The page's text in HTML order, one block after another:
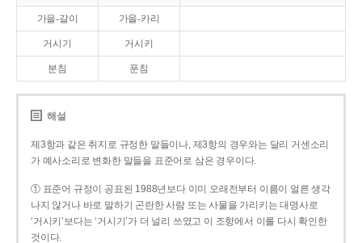
가을-갈이 가을-카리
거시기 거시키
분침 푼침
해설
제3항과 같은 취지로 규정한 말들이나, 제3항의 경우와는 달리 거센소리
가 예사소리로 변화한 말들을 표준어로 삼은 경우이다.
① 표준어 규정이 공표된 1988년보다 이미 오래전부터 이름이 얼른 생각
나지 않거나 바로 말하기 곤란한 사람 또는 사물을 가리키는 대명사로
‘거시키’보다는 ‘거시기’가 더 널리 쓰였고 이 조항에서 이를 다시 확인한
것이다.